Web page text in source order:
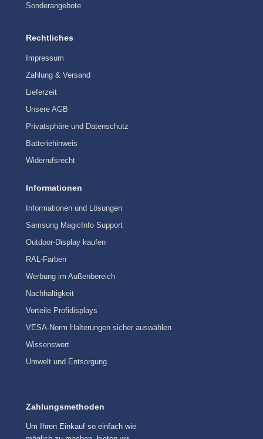
Sonderangebote
Rechtliches
Impressum
Zahlung & Versand
Lieferzeit
Unsere AGB
Privatsphäre und Datenschutz
Batteriehinweis
Widerrufsrecht
Informationen
Informationen und Lösungen
Samsung MagicInfo Support
Outdoor-Display kaufen
RAL-Farben
Werbung im Außenbereich
Nachhaltigkeit
Vorteile Profidisplays
VESA-Norm Halterungen sicher auswählen
Wissenswert
Umwelt und Entsorgung
Zahlungsmethoden
Um Ihren Einkauf so einfach wie